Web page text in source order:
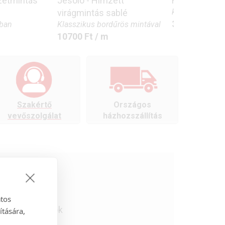
virágmintás sablé
Klasszikus bordűrös mintával
10700 Ft / m
klasszikus és
3200
Szakértő
vevőszolgálat
Országos
házhozszállítás
karnisok